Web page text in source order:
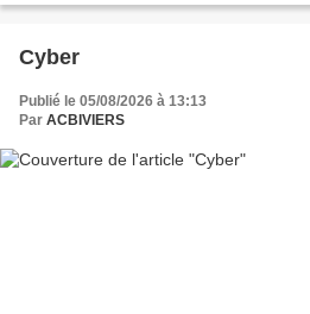
Cyber
Publié le 05/08/2026 à 13:13
Par ACBIVIERS